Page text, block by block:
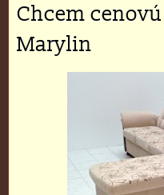
Chcem
Marylin